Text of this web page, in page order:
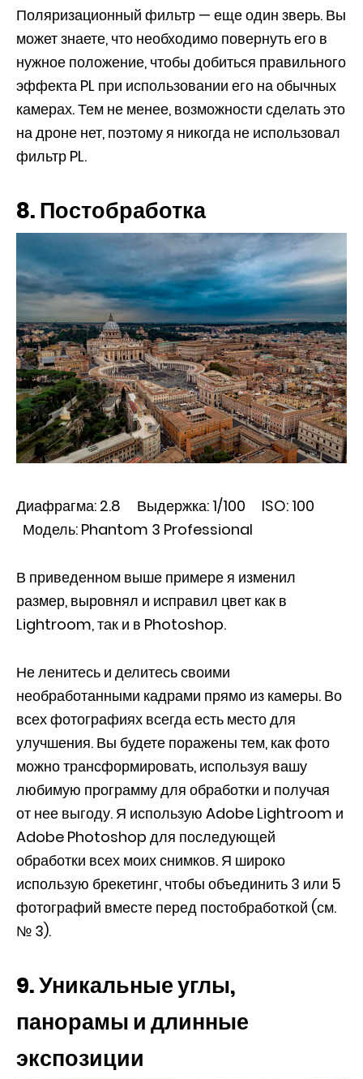
Поляризационный фильтр — еще один зверь. Вы
может знаете, что необходимо повернуть его в
нужное положение, чтобы добиться правильного
эффекта PL при использовании его на обычных
камерах. Тем не менее, возможности сделать это
на дроне нет, поэтому я никогда не использовал
фильтр PL.
8. Постобработка
Диафрагма: 2.8 Выдержка: 1/100 ISO: 100
Модель: Phantom 3 Professional
В приведенном выше примере я изменил
размер, выровнял и исправил цвет как в
Lightroom, так и в Photoshop.
Не ленитесь и делитесь своими
необработанными кадрами прямо из камеры. Во
всех фотографиях всегда есть место для
улучшения. Вы будете поражены тем, как фото
можно трансформировать, используя вашу
любимую программу для обработки и получая
от нее выгоду. Я использую Adobe Lightroom и
Adobe Photoshop для последующей
обработки всех моих снимков. Я широко
использую брекетинг, чтобы объединить 3 или 5
фотографий вместе перед постобработкой (см.
№ 3).
9. Уникальные углы,
панорамы и длинные
экспозиции